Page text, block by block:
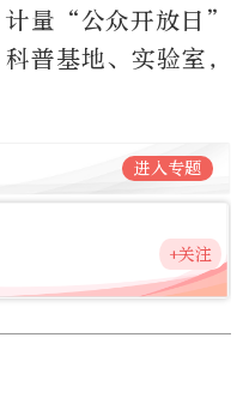
计量“公众开放日”
普基地、实验室，
进入专题
+关注